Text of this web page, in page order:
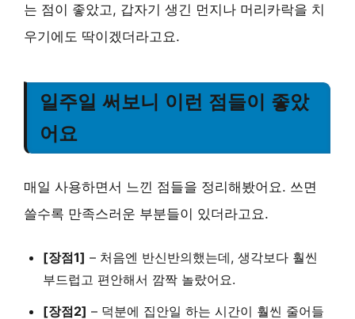
는 점이 좋았고, 갑자기 생긴 먼지나 머리카락을 치
우기에도 딱이겠더라고요.
일주일 써보니 이런 점들이 좋았
어요
매일 사용하면서 느낀 점들을 정리해봤어요. 쓰면
쓸수록 만족스러운 부분들이 있더라고요.
[장점1] – 처음엔 반신반의했는데, 생각보다 훨씬
부드럽고 편안해서 깜짝 놀랐어요.
[장점2] – 덕분에 집안일 하는 시간이 훨씬 줄어들